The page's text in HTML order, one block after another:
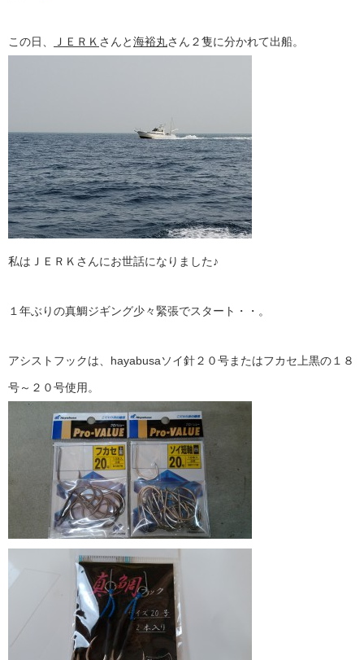
この日、 ＪＥＲＫ さんと海裕丸さん２隻に分かれて出船。
私はＪＥＲＫさんにお世話になりました♪
１年ぶりの真鯛ジギング少々緊張でスタート・・。
アシストフックは、hayabusaソイ針２０号またはフカセ上黒の１８
号～２０号使用。